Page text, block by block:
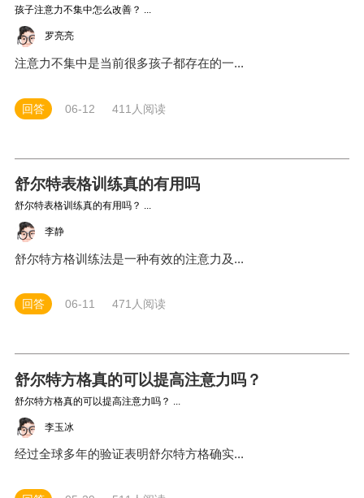
孩子注意力不集中怎么改善？ ...
罗亮亮
注意力不集中是当前很多孩子都存在的一...
回答 06-12 411人阅读
舒尔特表格训练真的有用吗
舒尔特表格训练真的有用吗？ ...
李静
舒尔特方格训练法是一种有效的注意力及...
回答 06-11 471人阅读
舒尔特方格真的可以提高注意力吗？
舒尔特方格真的可以提高注意力吗？ ...
李玉冰
经过全球多年的验证表明舒尔特方格确实...